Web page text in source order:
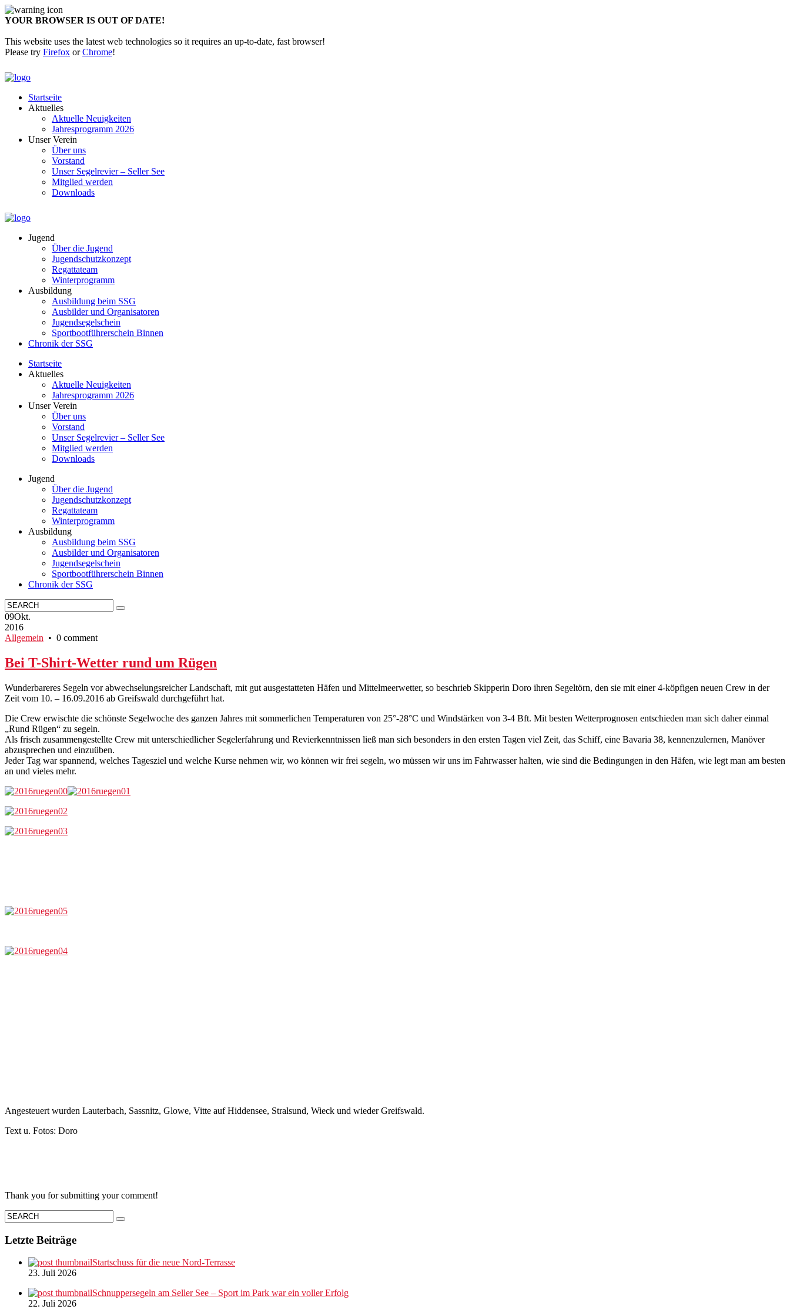
YOUR BROWSER IS OUT OF DATE!
This website uses the latest web technologies so it requires an up-to-date, fast browser!
Please try Firefox orChrome!
Startseite
Aktuelles
Aktuelle Neuigkeiten
Jahresprogramm 2026
Unser Verein
Über uns
Vorstand
Unser Segelrevier – Seller See
Mitglied werden
Downloads
Jugend
Über die Jugend
Jugendschutzkonzept
Regattateam
Winterprogramm
Ausbildung
Ausbildung beim SSG
Ausbilder und Organisatoren
Jugendsegelschein
Sportbootführerschein Binnen
Chronik der SSG
Startseite
Aktuelles
Aktuelle Neuigkeiten
Jahresprogramm 2026
Unser Verein
Über uns
Vorstand
Unser Segelrevier – Seller See
Mitglied werden
Downloads
Jugend
Über die Jugend
Jugendschutzkonzept
Regattateam
Winterprogramm
Ausbildung
Ausbildung beim SSG
Ausbilder und Organisatoren
Jugendsegelschein
Sportbootführerschein Binnen
Chronik der SSG
09Okt.
2016
Allgemein • 0 comment
Bei T-Shirt-Wetter rund um Rügen
Wunderbareres Segeln vor abwechselungsreicher Landschaft, mit gut ausgestatteten Häfen und Mittelmeerwetter, so beschrieb Skipperin Doro ihren Segeltörn, den sie mit einer 4-köpfigen neuen Crew in der
Zeit vom 10. – 16.09.2016 ab Greifswald durchgeführt hat.
Die Crew erwischte die schönste Segelwoche des ganzen Jahres mit sommerlichen Temperaturen von 25°-28°C und Windstärken von 3-4 Bft. Mit besten Wetterprognosen entschieden man sich daher einmal
„Rund Rügen“ zu segeln.
Als frisch zusammengestellte Crew mit unterschiedlicher Segelerfahrung und Revierkenntnissen ließ man sich besonders in den ersten Tagen viel Zeit, das Schiff, eine Bavaria 38, kennenzulernen, Manöver
abzusprechen und einzuüben.
Jeder Tag war spannend, welches Tagesziel und welche Kurse nehmen wir, wo können wir frei segeln, wo müssen wir uns im Fahrwasser halten, wie sind die Bedingungen in den Häfen, wie legt man am besten
an und vieles mehr.
Angesteuert wurden Lauterbach, Sassnitz, Glowe, Vitte auf Hiddensee, Stralsund, Wieck und wieder Greifswald.
Text u. Fotos: Doro
Thank you for submitting your comment!
Letzte Beiträge
Startschuss für die neue Nord-Terrasse
23. Juli 2026
Schnuppersegeln am Seller See – Sport im Park war ein voller Erfolg
22. Juli 2026